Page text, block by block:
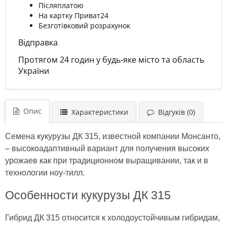
Післяплатою
На картку Приват24
Безготівковий розрахунок
Відправка
Протягом 24 годин у будь-яке місто та область
України
Опис Характеристики Відгуків (0)
Семена кукурузы ДК 315, известной компании Монсанто,
– высокоадаптивный вариант для получения высоких
урожаев как при традиционном выращивании, так и в
технологии ноу-тилл.
Особенности кукурузы ДК 315
Гибрид ДК 315 относится к холодоустойчивым гибридам,